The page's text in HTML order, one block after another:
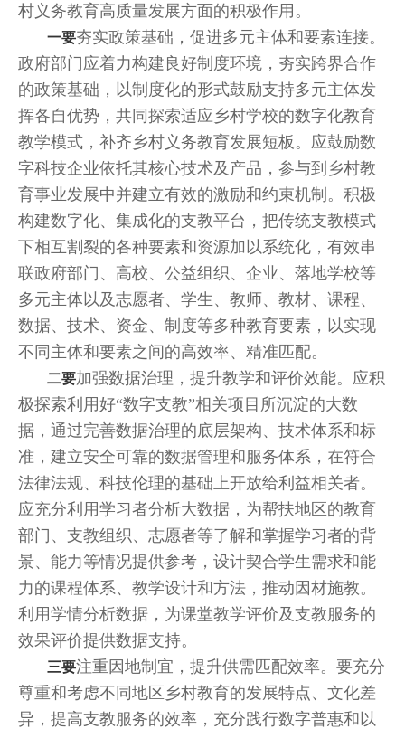
村义务教育高质量发展方面的积极作用。
一要夯实政策基础，促进多元主体和要素连接。
政府部门应着力构建良好制度环境，夯实跨界合作
的政策基础，以制度化的形式鼓励支持多元主体发
挥各自优势，共同探索适应乡村学校的数字化教育
教学模式，补齐乡村义务教育发展短板。应鼓励数
字科技企业依托其核心技术及产品，参与到乡村教
育事业发展中并建立有效的激励和约束机制。积极
构建数字化、集成化的支教平台，把传统支教模式
下相互割裂的各种要素和资源加以系统化，有效串
联政府部门、高校、公益组织、企业、落地学校等
多元主体以及志愿者、学生、教师、教材、课程、
数据、技术、资金、制度等多种教育要素，以实现
不同主体和要素之间的高效率、精准匹配。
二要加强数据治理，提升教学和评价效能。应积
极探索利用好“数字支教”相关项目所沉淀的大数
据，通过完善数据治理的底层架构、技术体系和标
准，建立安全可靠的数据管理和服务体系，在符合
法律法规、科技伦理的基础上开放给利益相关者。
应充分利用学习者分析大数据，为帮扶地区的教育
部门、支教组织、志愿者等了解和掌握学习者的背
景、能力等情况提供参考，设计契合学生需求和能
力的课程体系、教学设计和方法，推动因材施教。
利用学情分析数据，为课堂教学评价及支教服务的
效果评价提供数据支持。
三要注重因地制宜，提升供需匹配效率。要充分
尊重和考虑不同地区乡村教育的发展特点、文化差
异，提高支教服务的效率，充分践行数字普惠和以